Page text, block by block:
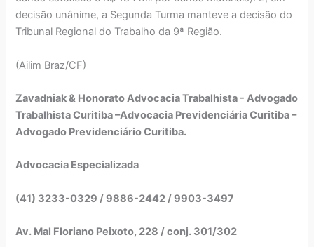
decisão unânime, a Segunda Turma manteve a decisão do
Tribunal Regional do Trabalho da 9ª Região.
(Ailim Braz/CF)
Zavadniak & Honorato Advocacia Trabalhista - Advogado
Trabalhista Curitiba –Advocacia Previdenciária Curitiba –
Advogado Previdenciário Curitiba.
Advocacia Especializada
(41) 3233-0329 / 9886-2442 / 9903-3497
Av. Mal Floriano Peixoto, 228 / conj. 301/302